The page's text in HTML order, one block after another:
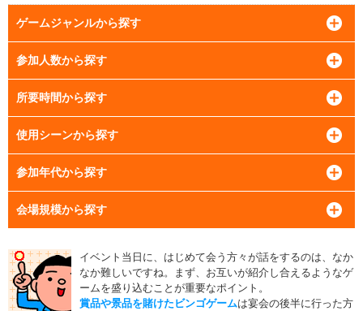
ゲームジャンルから探す
参加人数から探す
所要時間から探す
使用シーンから探す
参加年代から探す
会場規模から探す
イベント当日に、はじめて会う方々が話をするのは、なか
なか難しいですね。まず、お互いが紹介し合えるようなゲ
ームを盛り込むことが重要なポイント。
賞品や景品を賭けたビンゴゲームは宴会の後半に行った方